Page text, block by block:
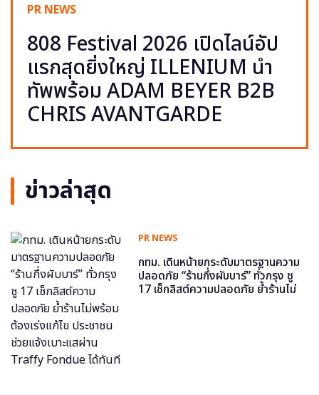
PR NEWS
808 Festival 2026 เปิดไลน์อัป
แรกสุดยิ่งใหญ่ ILLENIUM นำ
ทัพพร้อม ADAM BEYER B2B
CHRIS AVANTGARDE
ข่าวล่าสุด
PR NEWS
กทม. เดินหน้ายกระดับมาตรฐานความ
ปลอดภัย “ร้านกึ่งผับบาร์” ทั่วกรุง ชู
17 เช็กลิสต์ความปลอดภัย ย้ำร้านไม่